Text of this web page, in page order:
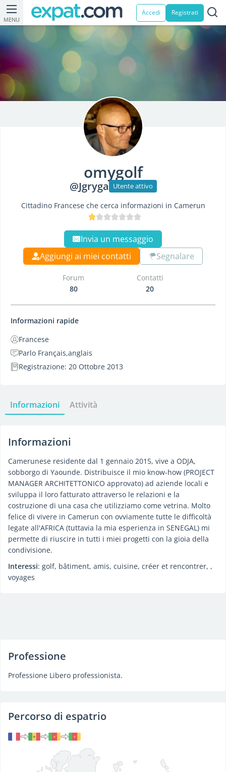
MENU
Accedi Registrati
omygolf
@Jgryga Utente attivo
Cittadino Francese che cerca informazioni in Camerun
Invia un messaggio
Aggiungi ai miei contatti
Segnalare
Forum
80
Contatti
20
Informazioni rapide
Francese
Parlo Français,anglais
Registrazione: 20 Ottobre 2013
Informazioni Attività
Informazioni
Camerunese residente dal 1 gennaio 2015, vive a ODJA,
sobborgo di Yaounde. Distribuisce il mio know-how (PROJECT
MANAGER ARCHITETTONICO approvato) ad aziende locali e
sviluppa il loro fatturato attraverso le relazioni e la
costruzione di una casa che utilizziamo come vetrina. Molto
felice di vivere in Camerun con ovviamente tutte le difficoltà
legate all'AFRICA (tuttavia la mia esperienza in SENEGAL) mi
permette di riuscire in tutti i miei progetti con la gioia della
condivisione.
Interessi: golf, bâtiment, amis, cuisine, créer et rencontrer, ,
voyages
Professione
Professione Libero professionista.
Percorso di espatrio